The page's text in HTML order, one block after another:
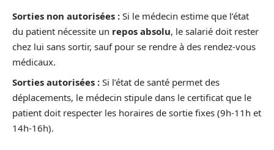
Sorties non autorisées : Si le médecin estime que l’état
du patient nécessite un repos absolu, le salarié doit rester
chez lui sans sortir, sauf pour se rendre à des rendez-vous
médicaux.
Sorties autorisées : Si l’état de santé permet des
déplacements, le médecin stipule dans le certificat que le
patient doit respecter les horaires de sortie fixes (9h-11h et
14h-16h).